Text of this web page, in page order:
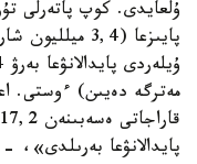
پايىزعا (3,4
پايدالانۋعا بەرىلدى»،